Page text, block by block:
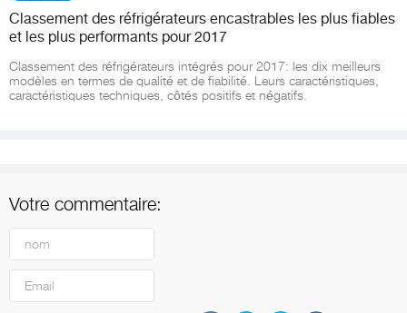
Classement des réfrigérateurs encastrables les plus fiables
et les plus performants pour 2017
Classement des réfrigérateurs intégrés pour 2017: les dix meilleurs
modèles en termes de qualité et de fiabilité. Leurs caractéristiques,
caractéristiques techniques, côtés positifs et négatifs.
Votre commentaire: